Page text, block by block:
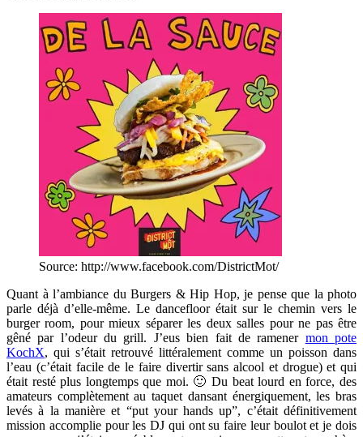
Source: http://www.facebook.com/DistrictMot/
Quant à l’ambiance du Burgers & Hip Hop, je pense que la photo
parle déjà d’elle-même. Le dancefloor était sur le chemin vers le
burger room, pour mieux séparer les deux salles pour ne pas être
gêné par l’odeur du grill. J’eus bien fait de ramener mon pote
KochX, qui s’était retrouvé littéralement comme un poisson dans
l’eau (c’était facile de le faire divertir sans alcool et drogue) et qui
était resté plus longtemps que moi. 🙂 Du beat lourd en force, des
amateurs complètement au taquet dansant énergiquement, les bras
levés à la manière et “put your hands up”, c’était définitivement
mission accomplie pour les DJ qui ont su faire leur boulot et je dois